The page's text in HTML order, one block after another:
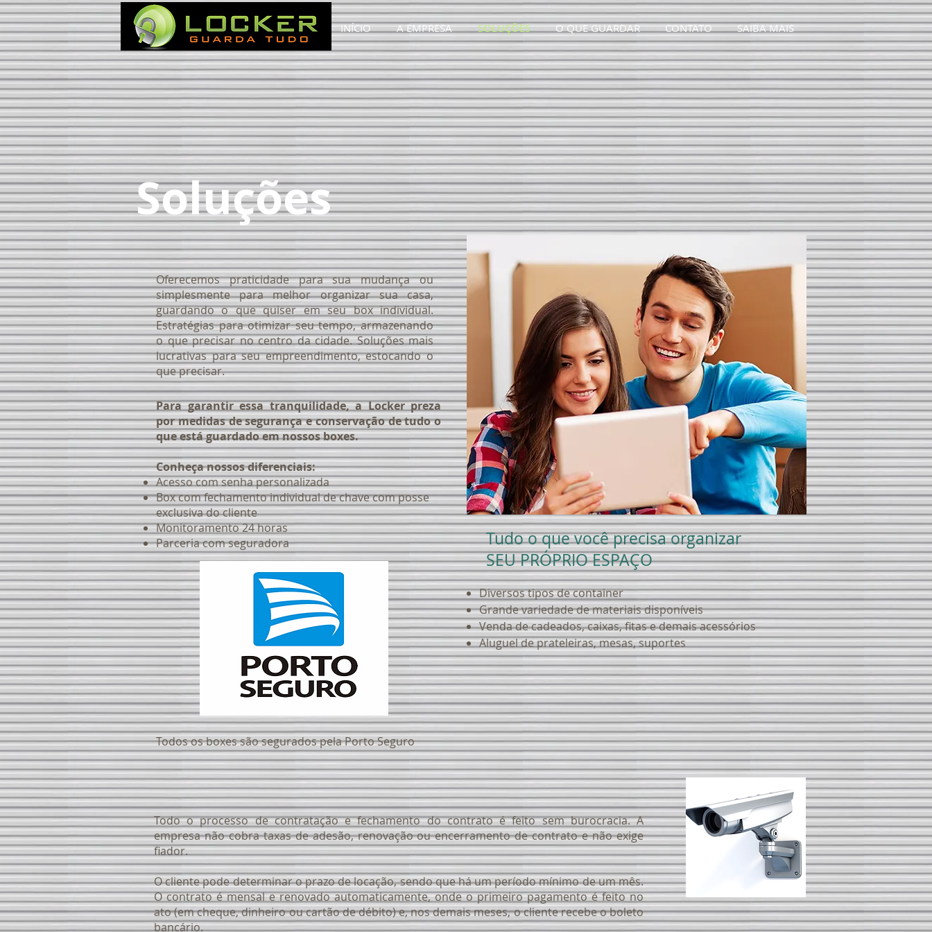
INÍCIO A EMPRESA SOLUÇÕES O QUE GUARDAR CONTATO SAIBA MAIS
Tudo o que você precisa organizar
SEU PRÓPRIO ESPAÇO
Diversos tipos de container
Grande variedade de materiais disponíveis
Venda de cadeados, caixas, fitas e demais acessórios
Aluguel de prateleiras, mesas, suportes
Soluções
Todo o processo de contratação e fechamento do contrato é feito sem burocracia. A
empresa não cobra taxas de adesão, renovação ou encerramento de contrato e não exige
fiador.
O cliente pode determinar o prazo de locação, sendo que há um período mínimo de um mês.
O contrato é mensal e renovado automaticamente, onde o primeiro pagamento é feito no
ato (em cheque, dinheiro ou cartão de débito) e, nos demais meses, o cliente recebe o boleto
bancário.
Oferecemos praticidade para sua mudança ou
simplesmente para melhor organizar sua casa,
guardando o que quiser em seu box individual.
Estratégias para otimizar seu tempo, armazenando
o que precisar no centro da cidade. Soluções mais
lucrativas para seu empreendimento, estocando o
que precisar.
Para garantir essa tranquilidade, a Locker preza
por medidas de segurança e conservação de tudo o
que está guardado em nossos boxes.
Conheça nossos diferenciais:
Acesso com senha personalizada
Box com fechamento individual de chave com posse
exclusiva do cliente
Monitoramento 24 horas
Parceria com seguradora
Todos os boxes são segurados pela Porto Seguro